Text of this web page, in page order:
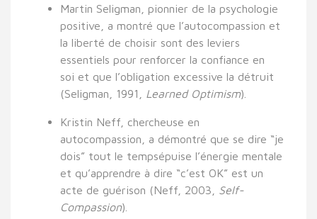
Martin Seligman , pionnier de la psychologie
positive, a montré que l’autocompassion et
la liberté de choisir sont des leviers
essentiels pour renforcer la confiance en
soi et que l’obligation excessive la détruit
(Seligman, 1991,
Learned Optimism).
Kristin Neff , chercheuse en
autocompassion, a démontré que se dire “je
dois” tout le tempsépuise l’énergie mentale
et qu’apprendre à dire “c’est OK” est un
acte de guérison (Neff, 2003,
Self-
Compassion).